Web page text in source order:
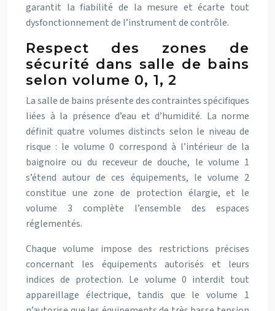
garantit la fiabilité de la mesure et écarte tout
dysfonctionnement de l’instrument de contrôle.
Respect des zones de
sécurité dans salle de bains
selon volume 0, 1, 2
La salle de bains présente des contraintes spécifiques
liées à la présence d’eau et d’humidité. La norme
définit quatre volumes distincts selon le niveau de
risque : le volume 0 correspond à l’intérieur de la
baignoire ou du receveur de douche, le volume 1
s’étend autour de ces équipements, le volume 2
constitue une zone de protection élargie, et le
volume 3 complète l’ensemble des espaces
réglementés.
Chaque volume impose des restrictions précises
concernant les équipements autorisés et leurs
indices de protection. Le volume 0 interdit tout
appareillage électrique, tandis que le volume 1